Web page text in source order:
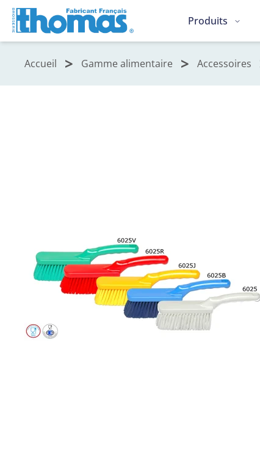
Produits
Accueil Gamme alimentaire Accessoires